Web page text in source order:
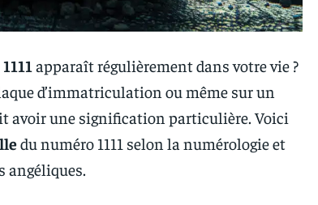
1111 apparaît régulièrement dans votre vie ?
d’immatriculation ou même sur un
avoir une signification particulière. Voici
du numéro 1111 selon la numérologie et
angéliques.